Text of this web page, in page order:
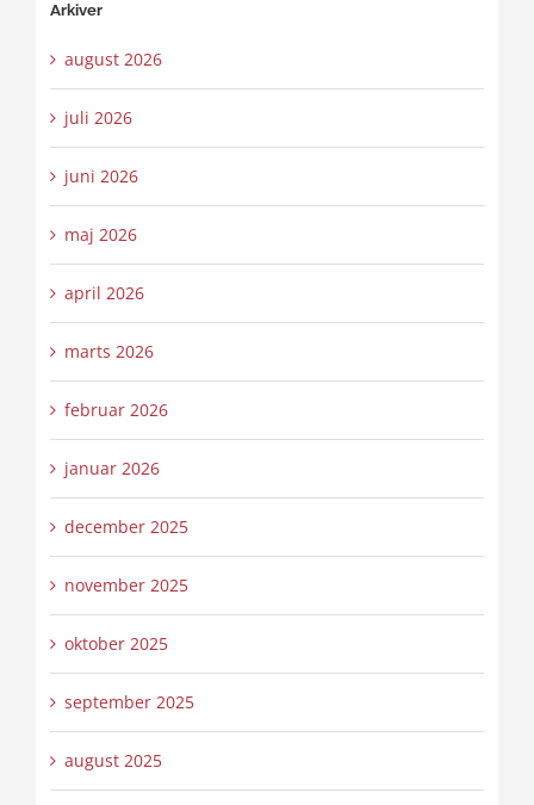
Arkiver
august 2026
juli 2026
juni 2026
maj 2026
april 2026
marts 2026
februar 2026
januar 2026
december 2025
november 2025
oktober 2025
september 2025
august 2025